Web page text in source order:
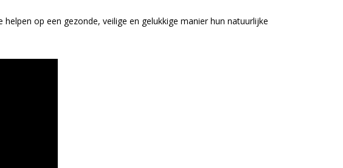
helpen op een gezonde, veilige en gelukkige manier hun natuurlijke